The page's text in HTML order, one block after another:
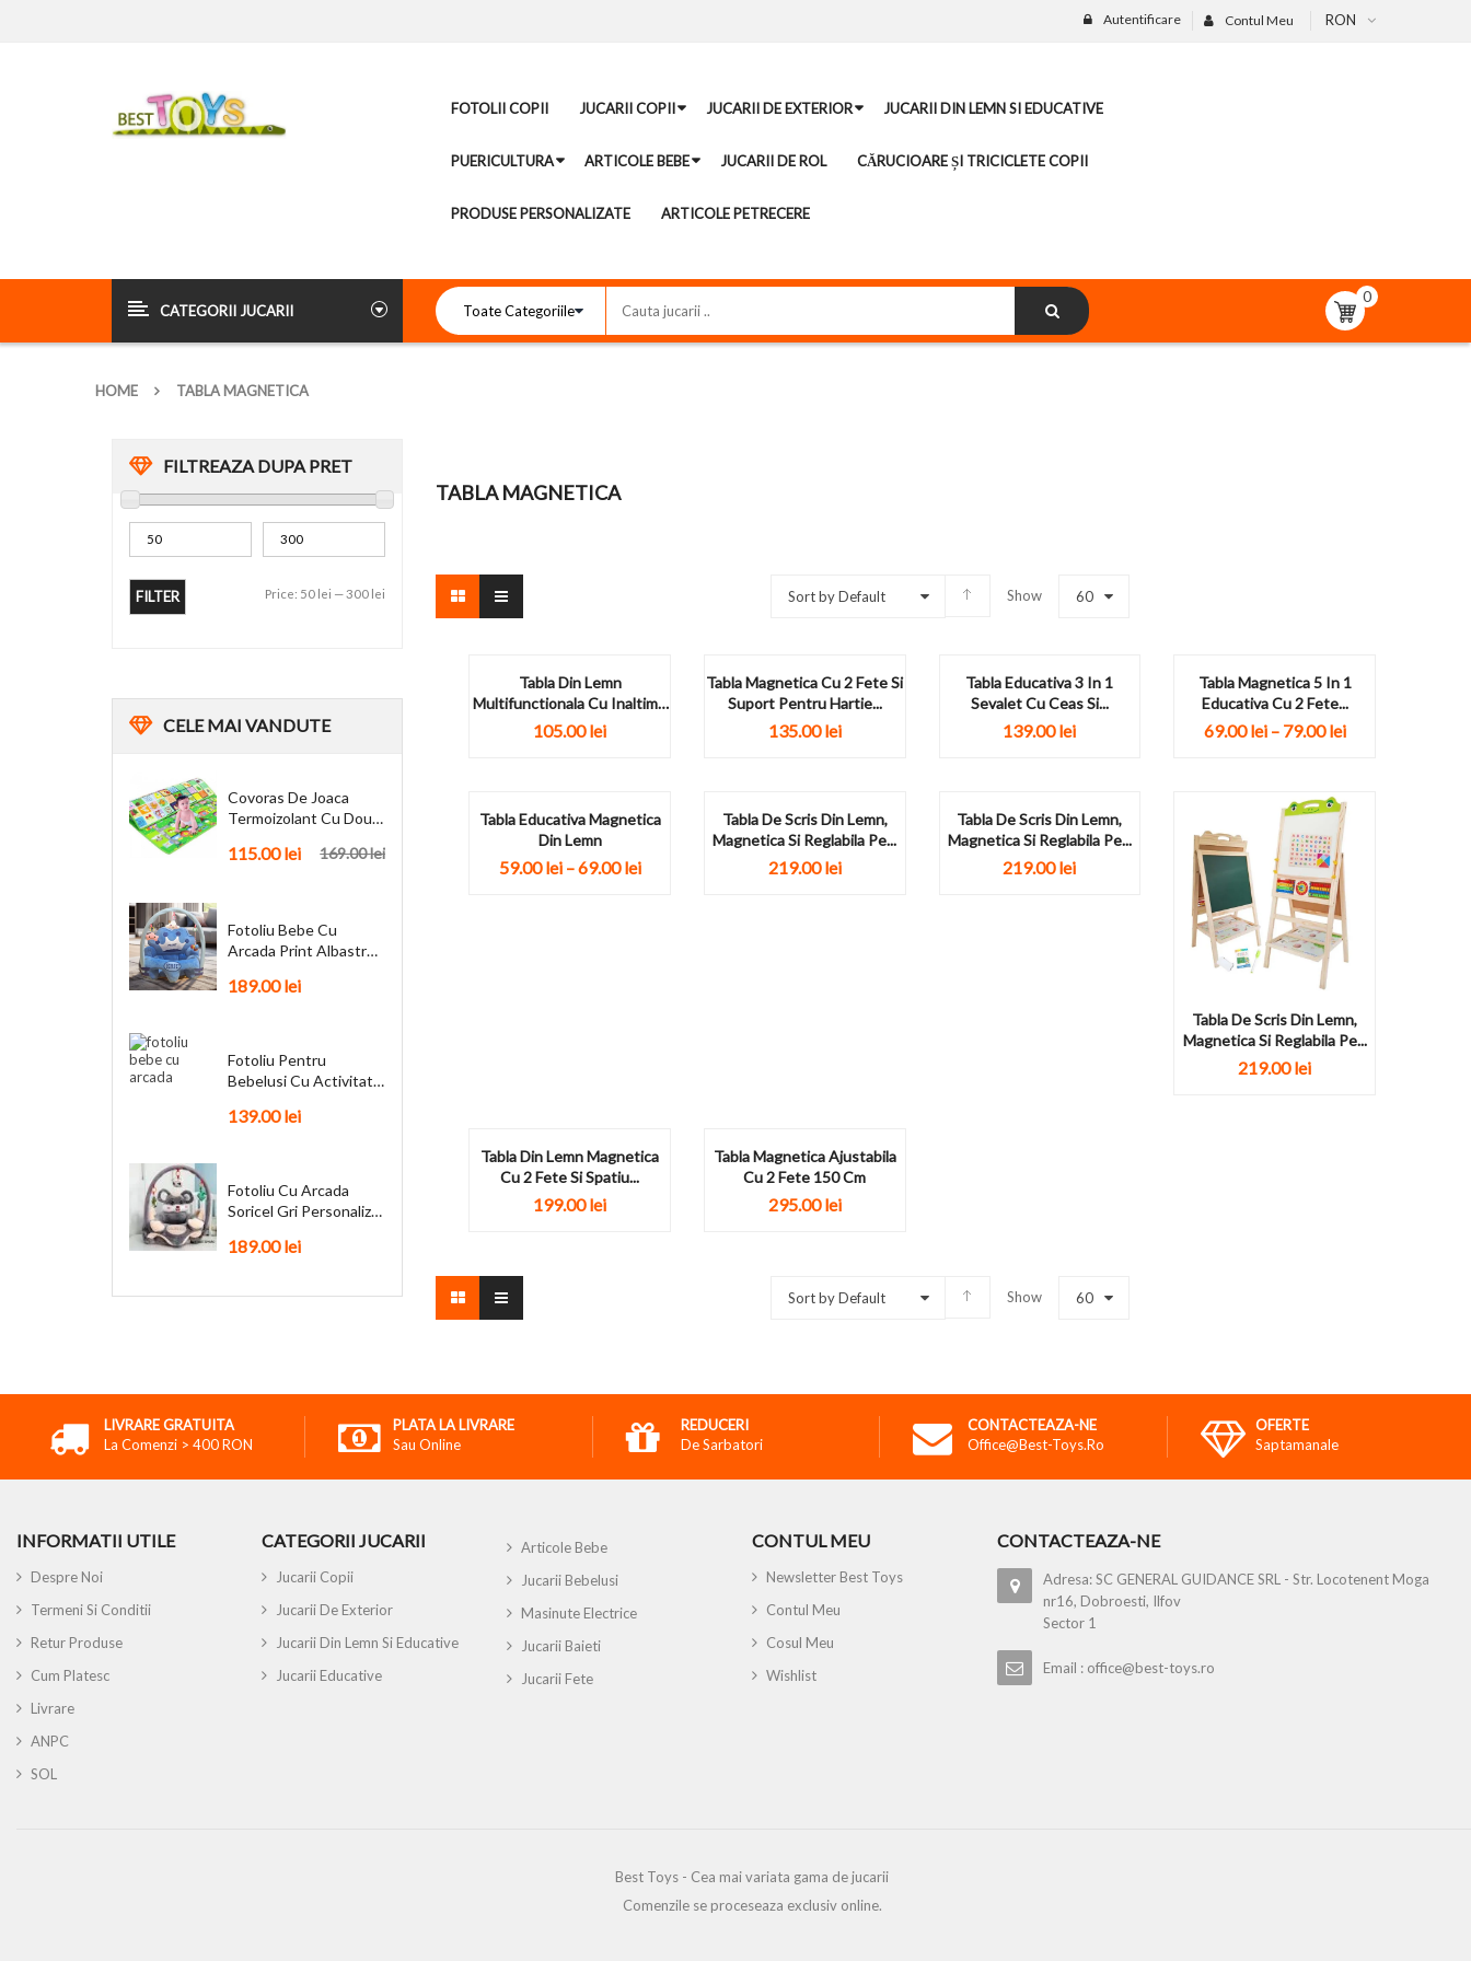
RON
Contul Meu
Autentificare
FOTOLII COPII JUCARII COPII JUCARII DE EXTERIOR JUCARII DIN LEMN SI EDUCATIVE
PUERICULTURA ARTICOLE BEBE JUCARII DE ROL CĂRUCIOARE ȘI TRICICLETE COPII
PRODUSE PERSONALIZATE ARTICOLE PETRECERE
CATEGORII JUCARII
0
HOME TABLA MAGNETICA
FILTREAZA DUPA PRET
FILTER Price: 50 lei —300 lei
CELEMAI VANDUTE
Covoras De Joaca
Termoizolant Cu Doua
169.00lei
115.00lei
Fotoliu Bebe Cu
Arcada Print Albastru
189.00lei
Fotoliu Pentru
Bebelusi Cu Activitati
139.00lei
Fotoliu Cu Arcada
Soricel Gri Personalizat
189.00lei
TABLA MAGNETICA
Sort by Default Show 60
Tabla Din Lemn
Multifunctionala Cu Inaltime
Reglabila
105.00lei
Tabla Magnetica Cu 2 Fete Si
Suport Pentru Hartie...
135.00lei
Tabla Educativa 3 In 1
Sevalet Cu Ceas Si...
139.00lei
Tabla Magnetica 5 In 1
Educativa Cu 2 Fete...
69.00lei– 79.00lei
Tabla Educativa Magnetica
Din Lemn
59.00lei–69.00lei
Tabla De Scris Din Lemn,
Magnetica Si Reglabila Pe...
219.00lei
Tabla De Scris Din Lemn,
Magnetica Si Reglabila Pe...
219.00lei
Tabla De Scris Din Lemn,
Magnetica Si Reglabila Pe...
219.00lei
Tabla Din Lemn Magnetica
Cu 2 Fete Si Spatiu...
199.00lei
Tabla Magnetica Ajustabila
Cu 2 Fete 150 Cm
295.00lei
Sort by Default Show 60
LIVRARE GRATUITA
La Comenzi > 400 RON
PLATA LA LIVRARE
Sau Online
REDUCERI
De Sarbatori
CONTACTEAZA-NE
Office@best-Toys.ro
OFERTE
Saptamanale
INFORMATII UTILE
Despre Noi
Termeni Si Conditii
Retur Produse
Cum Platesc
Livrare
ANPC
SOL
CATEGORII JUCARII
Jucarii Copii
Jucarii De Exterior
Jucarii Din Lemn Si Educative
Jucarii Educative
Articole Bebe
Jucarii Bebelusi
Masinute Electrice
Jucarii Baieti
Jucarii Fete
CONTUL MEU
Newsletter Best Toys
Contul Meu
Cosul Meu
Wishlist
CONTACTEAZA-NE
Adresa: SC GENERAL GUIDANCE SRL - Str. Locotenent Moga
nr16, Dobroesti, Ilfov
Sector 1
Email : office@best-toys.ro
Best Toys - Cea mai variata gama de jucarii
Comenzile se proceseaza exclusiv online.